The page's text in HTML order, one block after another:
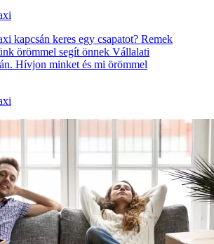
kapcsán keres egy csapatot? Remek
örömmel segít önnek Vállalati
Hívjon minket és mi örömmel